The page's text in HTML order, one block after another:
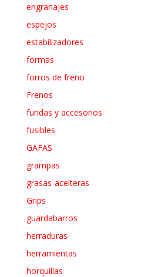
engranajes
espejos
estabilizadores
formas
forros de freno
Frenos
fundas y accesorios
fusibles
GAFAS
grampas
grasas-aceiteras
Grips
guardabarros
herraduras
herramientas
horquillas